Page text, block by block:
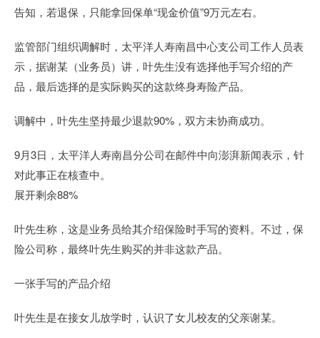
告知，若退保，只能拿回保单“现金价值”9万元左右。
监管部门组织调解时，太平洋人寿南昌中心支公司工作人员表
示，据谢某（业务员）讲，叶先生没有选择他手写介绍的产
品，最后选择的是实际购买的这款终身寿险产品。
调解中，叶先生坚持最少退款90%，双方未协商成功。
9月3日，太平洋人寿南昌分公司在邮件中向澎湃新闻表示，针
对此事正在核查中。
展开剩余88%
叶先生称，这是业务员给其介绍保险时手写的资料。不过，保
险公司称，最终叶先生购买的并非这款产品。
一张手写的产品介绍
叶先生是在接女儿放学时，认识了女儿校友的父亲谢某。